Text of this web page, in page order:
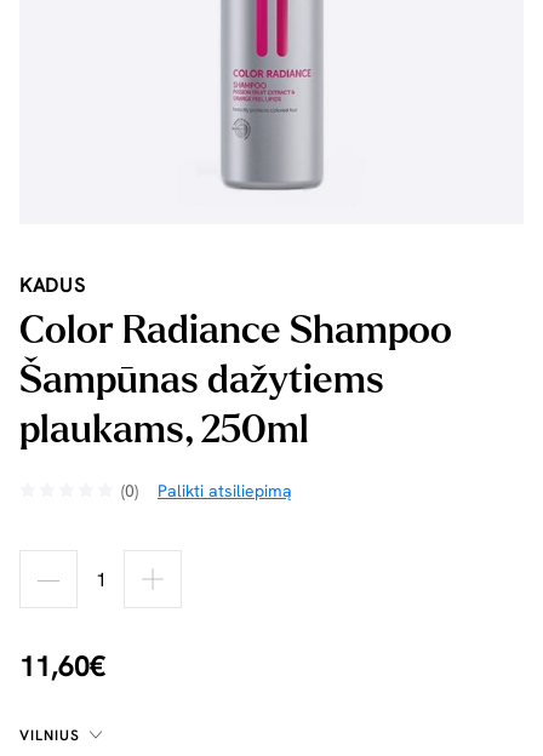
KADUS
Color Radiance Shampoo
Šampūnas dažytiems
plaukams, 250ml
(0) Palikti atsiliepimą
11,60€
VILNIUS